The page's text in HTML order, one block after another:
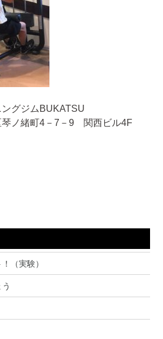
グジムBUKATSU
琴ノ緒町4－7－9 関西ビル4F
（実験）